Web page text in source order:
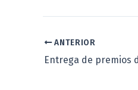
ANTERIOR